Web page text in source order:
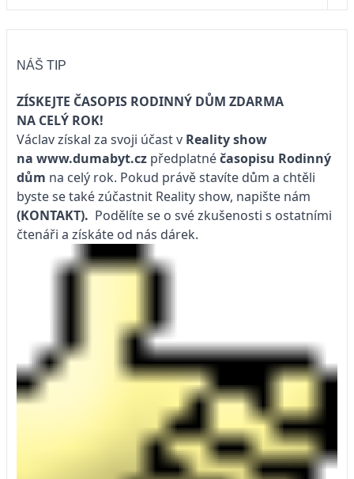
NÁŠ TIP
ZÍSKEJTE ČASOPIS RODINNÝ DŮM ZDARMA
NA CELÝ ROK!
Václav získal za svoji účast v Reality show
na www.dumabyt.cz předplatnéčasopisu Rodinný
dům na celý rok. Pokud právě stavíte dům a chtěli
byste se také zúčastnit Reality show, napište nám
(KONTAKT). Podělíte se o své zkušenosti s ostatními
čtenáři a získáte od nás dárek.